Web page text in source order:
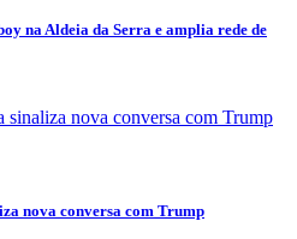
na Aldeia da Serra e amplia rede de
nova conversa com Trump